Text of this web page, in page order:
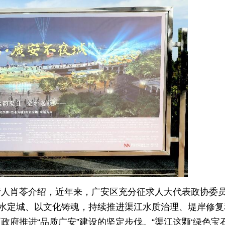
肖苓介绍，近年来，广安区充分征求人大代表政协委
定城、以文化铸魂，持续推进渠江水质治理、堤岸修
推进“品质广安”建设的坚定步伐。“渠江这颗‘绿色宝石